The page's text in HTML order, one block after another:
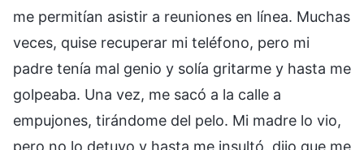
me permitían asistir a reuniones en línea. Muchas
veces, quise recuperar mi teléfono, pero mi
padre tenía mal genio y solía gritarme y hasta me
golpeaba. Una vez, me sacó a la calle a
empujones, tirándome del pelo. Mi madre lo vio,
pero no lo detuvo y hasta me insultó, dijo que me